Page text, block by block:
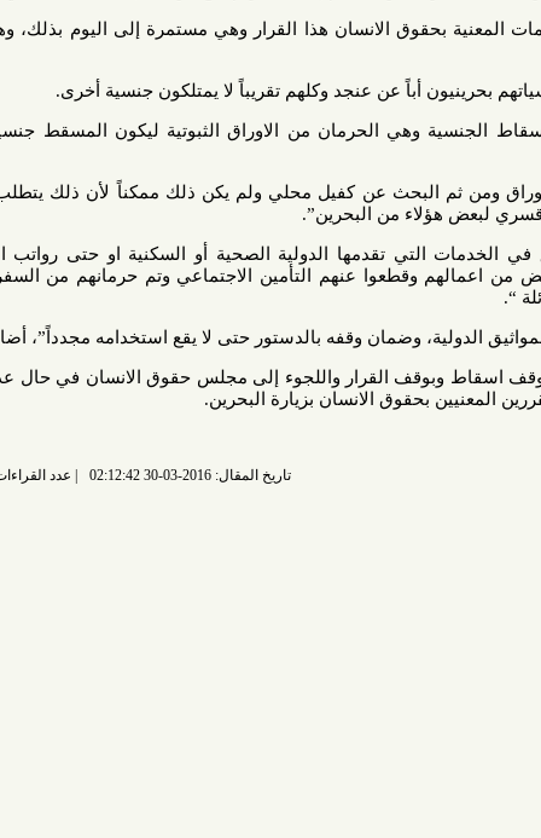
الانسان هذا القرار وهي مستمرة إلى اليوم بذلك، وهو مخالف
أباً عن عنجد وكلهم تقريباً لا يمتلكون جنسية أخرى.
وهي الحرمان من الاوراق الثبوتية ليكون المسقط جنسيته عرضة
البحث عن كفيل محلي ولم يكن ذلك ممكناً لأن ذلك يتطلب امتلاكهم
هؤلاء من البحرين”.
تقدمها الدولية الصحية أو السكنية او حتى رواتب التقاعد تم
وقطعوا عنهم التأمين الاجتماعي وتم حرمانهم من السفر، وتسبب
وضمان وقفه بالدستور حتى لا يقع استخدامه مجدداً”، أضاف جواد.
القرار واللجوء إلى مجلس حقوق الانسان في حال عدم التزامه
بحقوق الانسان بزيارة البحرين.
عدد القراءات: 6747 قراءة |